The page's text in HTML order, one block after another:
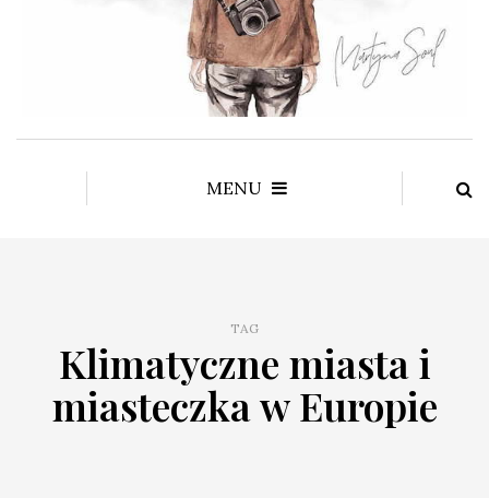
MENU
TAG
Klimatyczne miasta i
miasteczka w Europie